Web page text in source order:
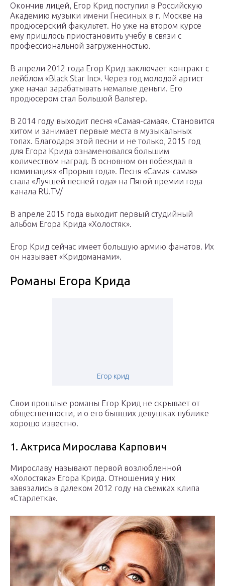
Окончив лицей, Егор Крид поступил в Российскую
Академию музыки имени Гнесиных в г. Москве на
продюсерский факультет. Но уже на втором курсе
ему пришлось приостановить учебу в связи с
профессиональной загруженностью.
В апрели 2012 года Егор Крид заключает контракт с
лейблом «Black Star Inc». Через год молодой артист
уже начал зарабатывать немалые деньги. Его
продюсером стал Большой Вальтер.
В 2014 году выходит песня «Самая-самая». Становится
хитом и занимает первые места в музыкальных
топах. Благодаря этой песни и не только, 2015 год
для Егора Крида ознаменовался большим
количеством наград. В основном он побеждал в
номинациях «Прорыв года». Песня «Самая-самая»
стала «Лучшей песней года» на Пятой премии года
канала RU.TV/
В апреле 2015 года выходит первый студийный
альбом Егора Крида «Холостяк».
Егор Крид сейчас имеет большую армию фанатов. Их
он называет «Кридоманами».
Романы Егора Крида
Егор крид
Свои прошлые романы Егор Крид не скрывает от
общественности, и о его бывших девушках публике
хорошо известно.
1. Актриса Мирослава Карпович
Мирославу называют первой возлюбленной
«Холостяка» Егора Крида. Отношения у них
завязались в далеком 2012 году на съемках клипа
«Старлетка».